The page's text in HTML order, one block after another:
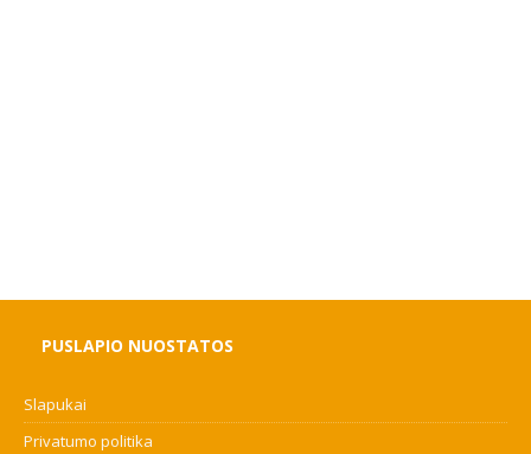
PUSLAPIO NUOSTATOS
Slapukai
Privatumo politika